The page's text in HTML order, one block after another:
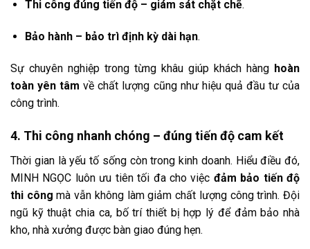
Thi công đúng tiến độ – giám sát chặt chẽ.
Bảo hành – bảo trì định kỳ dài hạn.
Sự chuyên nghiệp trong từng khâu giúp khách hàng hoàn
toàn yên tâm về chất lượng cũng như hiệu quả đầu tư của
công trình.
4. Thi công nhanh chóng – đúng tiến độ cam kết
Thời gian là yếu tố sống còn trong kinh doanh. Hiểu điều đó,
MINH NGỌC luôn ưu tiên tối đa cho việc đảm bảo tiến độ
thi công mà vẫn không làm giảm chất lượng công trình. Đội
ngũ kỹ thuật chia ca, bố trí thiết bị hợp lý để đảm bảo nhà
kho, nhà xưởng được bàn giao đúng hẹn.